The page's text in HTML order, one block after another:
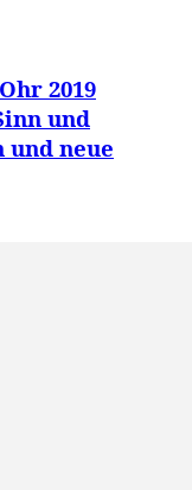
2019
und
neue